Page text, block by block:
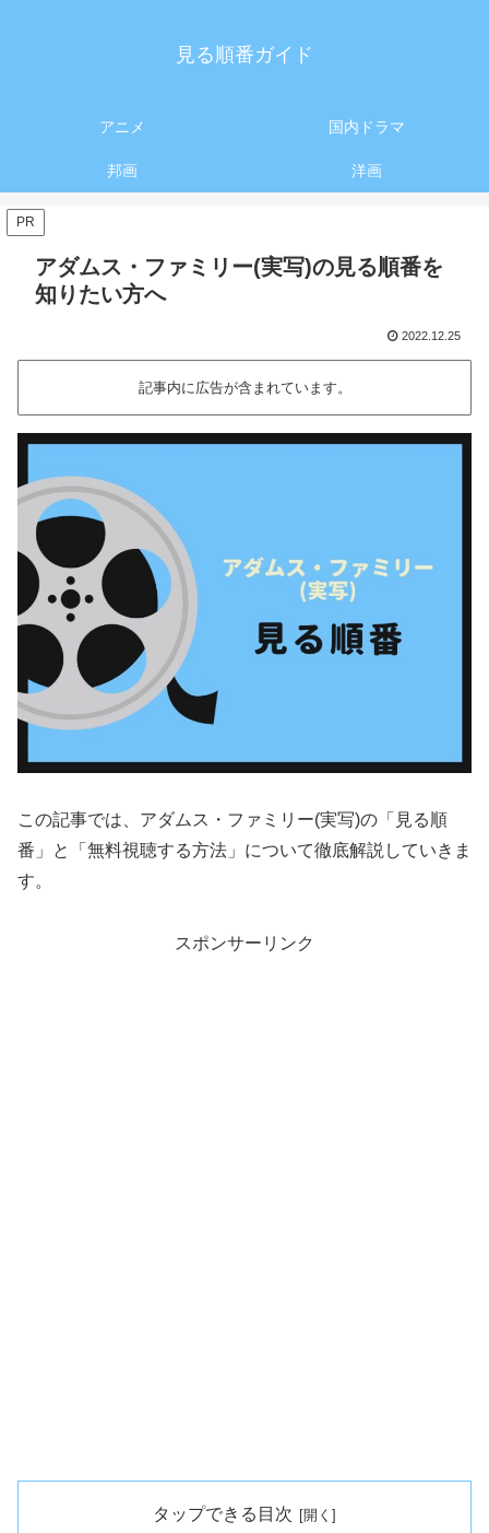
見る順番ガイド
アニメ 国内ドラマ
邦画 洋画
PR
アダムス・ファミリー(実写)の見る順番を
知りたい方へ
2022.12.25
記事内に広告が含まれています。
この記事では、アダムス・ファミリー(実写)の「見る順
番」と「無料視聴する方法」について徹底解説していきま
す。
スポンサーリンク
タップできる目次